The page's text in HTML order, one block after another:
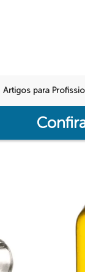
Artigos para